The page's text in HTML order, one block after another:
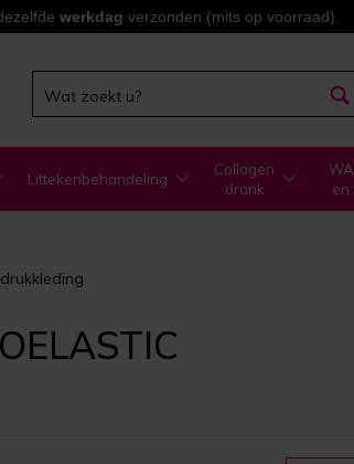
werkdag verzonden (mits op voorraad).
Littekenbehandeling
Collagen
drank
en